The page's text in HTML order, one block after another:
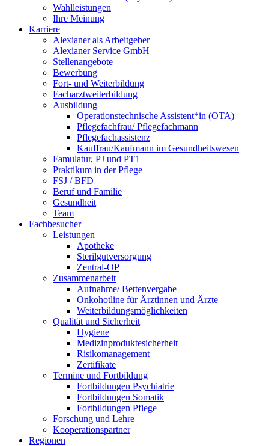
Wahlleistungen
Ihre Meinung
Karriere
Alexianer als Arbeitgeber
Alexianer Service GmbH
Stellenangebote
Bewerbung
Fort- und Weiterbildung
Facharztweiterbildung
Ausbildung
Operationstechnische Assistent*in (OTA)
Pflegefachfrau/ Pflegefachmann
Pflegefachassistenz
Kauffrau/Kaufmann im Gesundheitswesen
Famulatur, PJ und PT1
Praktikum in der Pflege
FSJ / BFD
Beruf und Familie
Gesundheit
Team
Fachbesucher
Leistungen
Apotheke
Sterilgutversorgung
Zentral-OP
Zusammenarbeit
Aufnahme/ Bettenvergabe
Onkohotline für Ärztinnen und Ärzte
Weiterbildungsmöglichkeiten
Qualität und Sicherheit
Hygiene
Medizinproduktesicherheit
Risikomanagement
Zertifikate
Termine und Fortbildung
Fortbildungen Psychiatrie
Fortbildungen Somatik
Fortbildungen Pflege
Forschung und Lehre
Kooperationspartner
Regionen